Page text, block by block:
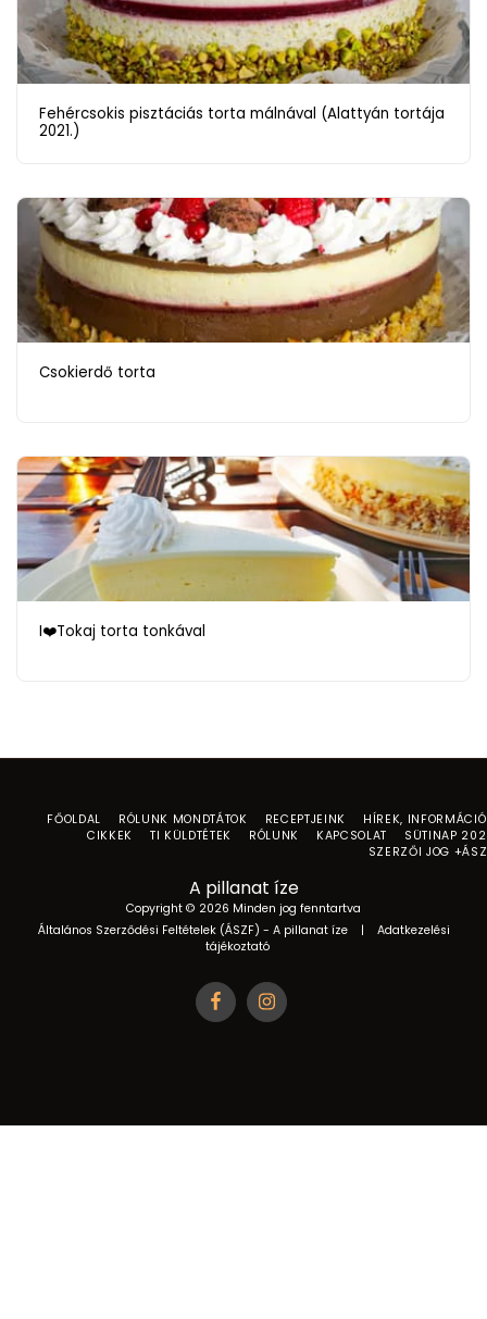
Fehércsokis pisztáciás torta málnával (Alattyán tortája
2021.)
Csokierdő torta
I❤️Tokaj torta tonkával
A pillanat íze
Copyright © 2026 Minden jog fenntartva
Általános Szerződési Feltételek (ÁSZF) - A pillanat íze| Adatkezelési
tájékoztató
FŐOLDAL RÓLUNK MONDTÁTOK RECEPTJEINK
HÍREK,
CIKKEK
TI KÜLDTÉTEK RÓLUNK KAPCSOLAT
SÜTINAP
SZERZŐI JOG